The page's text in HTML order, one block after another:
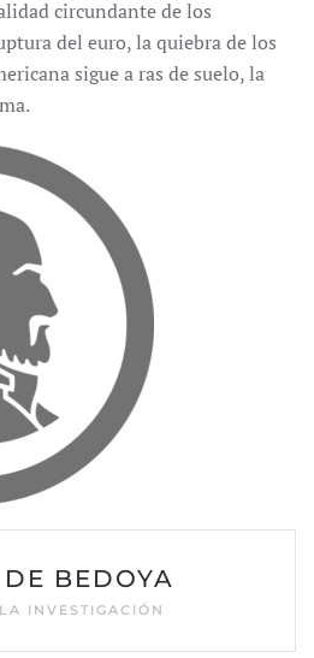
circundante de los
del euro, la quiebra de los
sigue a ras de suelo, la
BEDOYA
INVESTIGACIÓN